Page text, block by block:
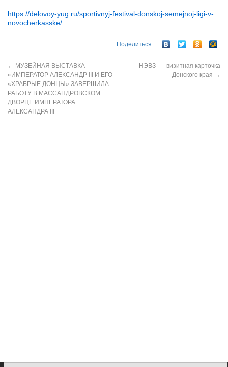
https://delovoy-yug.ru/sportivnyj-festival-donskoj-semejnoj-ligi-v-
novocherkasske/
Поделиться
← МУЗЕЙНАЯ ВЫСТАВКА
«ИМПЕРАТОР АЛЕКСАНДР III И ЕГО
«ХРАБРЫЕ ДОНЦЫ» ЗАВЕРШИЛА
РАБОТУ В МАССАНДРОВСКОМ
ДВОРЦЕ ИМПЕРАТОРА
АЛЕКСАНДРА III
НЭВЗ — визитная карточка
Донского края →